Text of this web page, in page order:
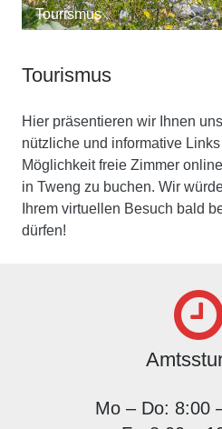
Tourismus
Tourismus
Hier präsentieren wir Ihnen
nützliche und informative
Möglichkeit freie Zimmer
in Tweng zu buchen. Wir
Ihrem virtuellen Besuch bald
dürfen!
Mo – Do: 8:00